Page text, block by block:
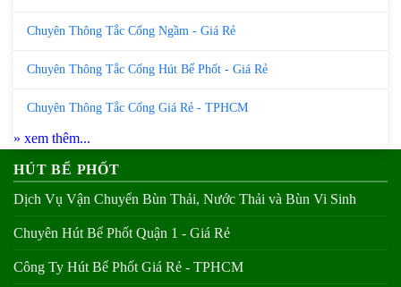
Chuyên Thông Tắc Cống Ngầm - Giá Rẻ
Chuyên Thông Tắc Cống Hút Bể Phốt - Giá Rẻ
Chuyên Thông Tắc Cống Giá Rẻ - TPHCM
» xem thêm...
HÚT BỂ PHỐT
Dịch Vụ Vận Chuyển Bùn Thải, Nước Thải và Bùn Vi Sinh
Chuyên Hút Bể Phốt Quận 1 - Giá Rẻ
Công Ty Hút Bể Phốt Giá Rẻ - TPHCM